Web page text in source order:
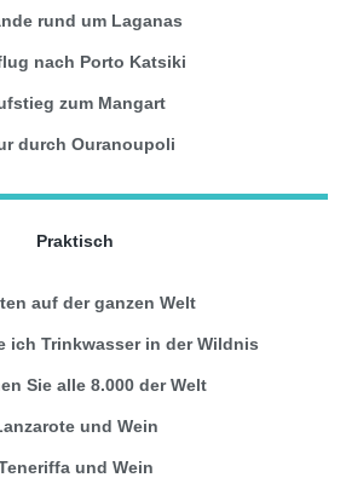
rund um Laganas
nach Porto Katsiki
zum Mangart
durch Ouranoupoli
Praktisch
auf der ganzen Welt
ich Trinkwasser in der Wildnis
Sie alle 8.000 der Welt
und Wein
und Wein